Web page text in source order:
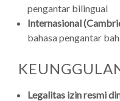
pengantar bilingual
Internasional
bahasa pengantar
Legalitas izin resmi